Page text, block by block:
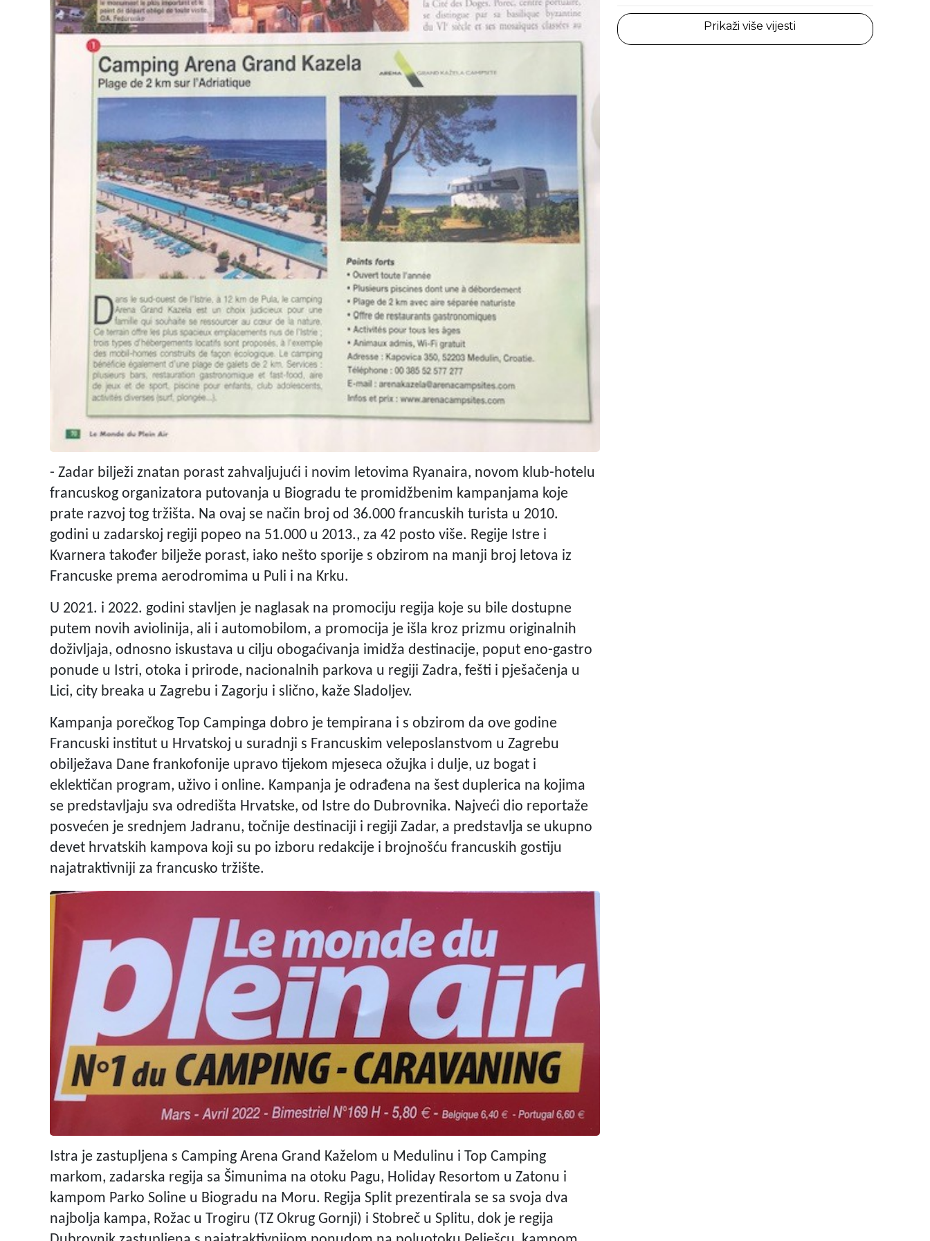
- Zadar bilježi znatan porast zahvaljujući i novim letovima Ryanaira, novom klub-hotelu
francuskog organizatora putovanja u Biogradu te promidžbenim kampanjama koje
prate razvoj tog tržišta. Na ovaj se način broj od 36.000 francuskih turista u 2010.
godini u zadarskoj regiji popeo na 51.000 u 2013., za 42 posto više. Regije Istre i
Kvarnera također bilježe porast, iako nešto sporije s obzirom na manji broj letova iz
Francuske prema aerodromima u Puli i na Krku.
U 2021. i 2022. godini stavljen je naglasak na promociju regija koje su bile dostupne
putem novih aviolinija, ali i automobilom, a promocija je išla kroz prizmu originalnih
doživljaja, odnosno iskustava u cilju obogaćivanja imidža destinacije, poput eno-gastro
ponude u Istri, otoka i prirode, nacionalnih parkova u regiji Zadra, fešti i pješačenja u
Lici, city breaka u Zagrebu i Zagorju i slično, kaže Sladoljev.
Kampanja porečkog Top Campinga dobro je tempirana i s obzirom da ove godine
Francuski institut u Hrvatskoj u suradnji s Francuskim veleposlanstvom u Zagrebu
obilježava Dane frankofonije upravo tijekom mjeseca ožujka i dulje, uz bogat i
eklektičan program, uživo i online. Kampanja je odrađena na šest duplerica na kojima
se predstavljaju sva odredišta Hrvatske, od Istre do Dubrovnika. Najveći dio reportaže
posvećen je srednjem Jadranu, točnije destinaciji i regiji Zadar, a predstavlja se ukupno
devet hrvatskih kampova koji su po izboru redakcije i brojnošću francuskih gostiju
najatraktivniji za francusko tržište.
Istra je zastupljena s Camping Arena Grand Kaželom u Medulinu i Top Camping
markom, zadarska regija sa Šimunima na otoku Pagu, Holiday Resortom u Zatonu i
kampom Parko Soline u Biogradu na Moru. Regija Split prezentirala se sa svoja dva
najbolja kampa, Rožac u Trogiru (TZ Okrug Gornji) i Stobreč u Splitu, dok je regija
Prikaži više vijesti